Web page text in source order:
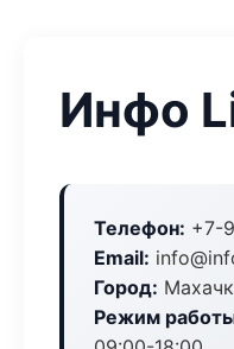
Инфо
Телефон: +7-
Email:
Город:
Режим